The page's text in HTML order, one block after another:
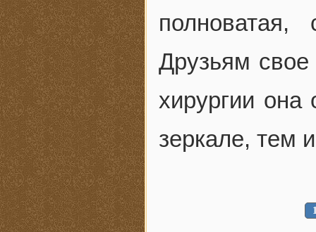
Друзьям свое
хирургии она
зеркале, тем